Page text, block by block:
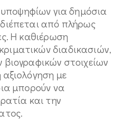
για δημόσια
από πλήρως
Η καθιέρωση
διαδικασιών,
στοιχείων
με
μπορούν να
και την